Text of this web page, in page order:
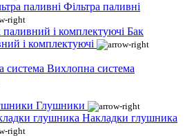
Фільтра паливні
Бак
і комплектуючі
Вихлопна система
Глушники
Накладки глушника